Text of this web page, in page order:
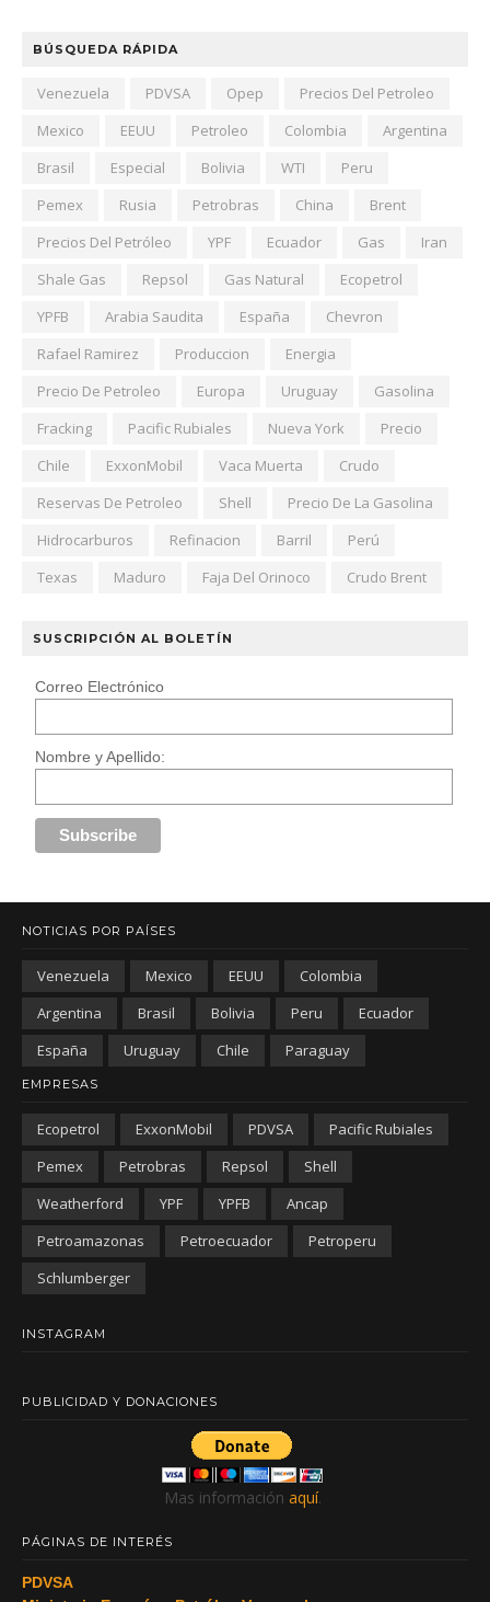
BÚSQUEDA RÁPIDA
Venezuela PDVSA Opep
Precios Del Petroleo
Mexico
EEUU Petroleo Colombia
Argentina
Brasil
Especial Bolivia WTI
Peru
Pemex
Rusia Petrobras China
Brent
Precios Del Petróleo
YPF Ecuador Gas
Iran
Shale Gas
Repsol Gas Natural
Ecopetrol
YPFB
Arabia Saudita España
Chevron
Rafael Ramirez
Produccion
Energia
Precio De Petroleo
Europa Uruguay
Gasolina
Fracking
Pacific Rubiales Nueva York
Precio
Chile
ExxonMobil Vaca Muerta
Crudo
Reservas De Petroleo
Shell
Precio De La Gasolina
Hidrocarburos
Refinacion Barril
Perú
Texas
Maduro Faja Del Orinoco Crudo Brent
SUSCRIPCIÓN AL BOLETÍN
Correo Electrónico
Nombre y Apellido:
NOTICIAS POR PAÍSES
Venezuela Mexico EEUU
Colombia
Argentina
Brasil Bolivia Peru
Ecuador
España
Uruguay Chile Paraguay
EMPRESAS
Ecopetrol ExxonMobil PDVSA
Pacific Rubiales
Pemex
Petrobras Repsol
Shell
Weatherford
YPF YPFB
Ancap
Petroamazonas
Petroecuador
Petroperu
Schlumberger
INSTAGRAM
PUBLICIDAD Y DONACIONES
Mas información aquí.
PÁGINAS DE INTERÉS
PDVSA